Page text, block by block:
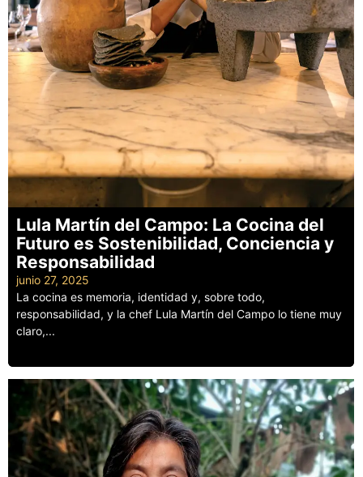
Lula Martín del Campo: La Cocina del
Futuro es Sostenibilidad, Conciencia y
Responsabilidad
junio 27, 2025
La cocina es memoria, identidad y, sobre todo,
responsabilidad, y la chef Lula Martín del Campo lo tiene muy
claro,...